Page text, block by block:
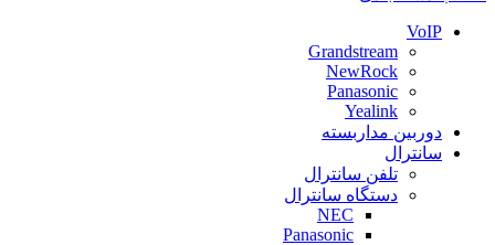
VoIP
Grandstream
NewRock
Panasonic
Yealink
دوربین مداربسته
سانترال
تلفن سانترال
دستگاه سانترال
NEC
Panasonic